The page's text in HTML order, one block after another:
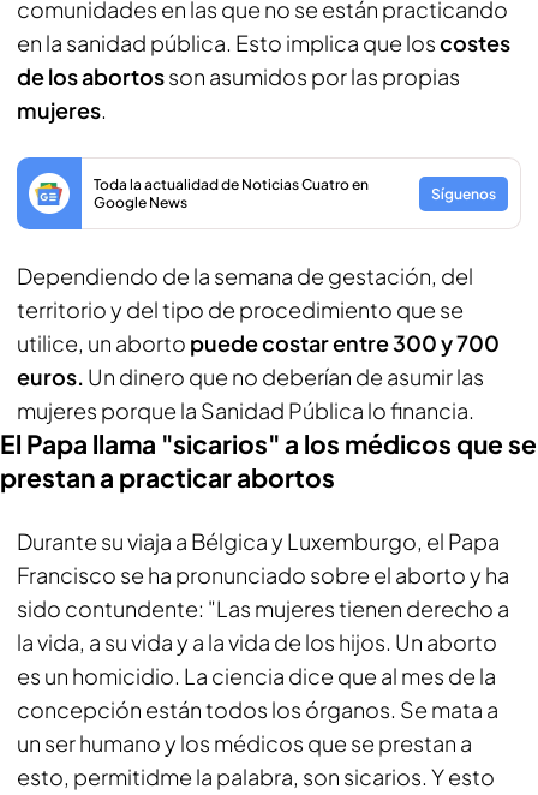
comunidades en las que no se están practicando
en la sanidad pública. Esto implica que loscostes
de los abortosson asumidos por las propias
mujeres.
Toda la actualidad de Noticias Cuatro en
Google News
Síguenos
Dependiendo de la semana de gestación, del
territorio y del tipo de procedimiento que se
utilice, un aborto puede costar entre 300 y 700
euros. Un dinero que no deberían de asumir las
mujeres porque la Sanidad Pública lo financia.
El Papa llama "sicarios" a los médicos que se
prestan a practicar abortos
Durante su viaja a Bélgica y Luxemburgo, el Papa
Francisco se ha pronunciado sobre el aborto y ha
sido contundente: "Las mujeres tienen derecho a
la vida, a su vida y a la vida de los hijos. Un aborto
es un homicidio. La ciencia dice que al mes de la
concepción están todos los órganos. Se mata a
un ser humano y los médicos que se prestan a
esto, permitidme la palabra, son sicarios. Y esto